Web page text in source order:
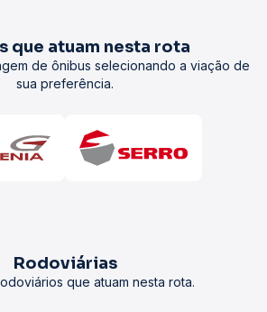
que atuam nesta rota
de ônibus selecionando a viação de
sua preferência.
Rodoviárias
que atuam nesta rota.